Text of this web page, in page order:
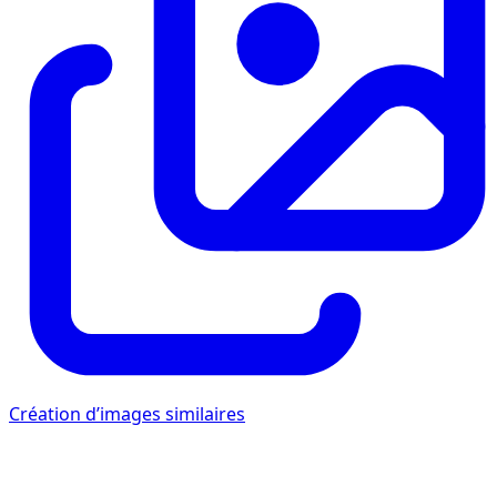
Création d’images similaires